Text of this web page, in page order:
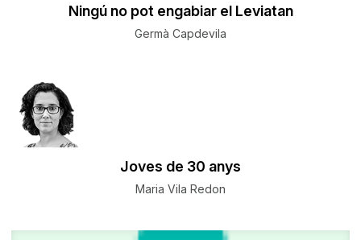
Ningú no pot engabiar el Leviatan
Germà Capdevila
Joves de 30 anys
Maria Vila Redon